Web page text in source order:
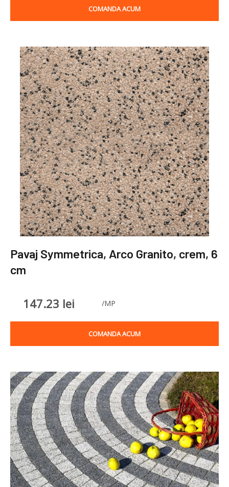
COMANDA ACUM
Pavaj Symmetrica, Arco Granito, crem, 6
cm
147.23 lei /MP
COMANDA ACUM